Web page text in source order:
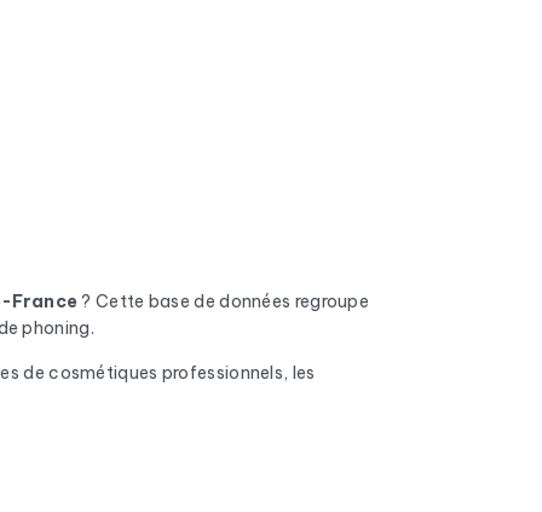
France ? Cette base de données regroupe
phoning.
de cosmétiques professionnels, les
invalides, les boîtes pleines et les